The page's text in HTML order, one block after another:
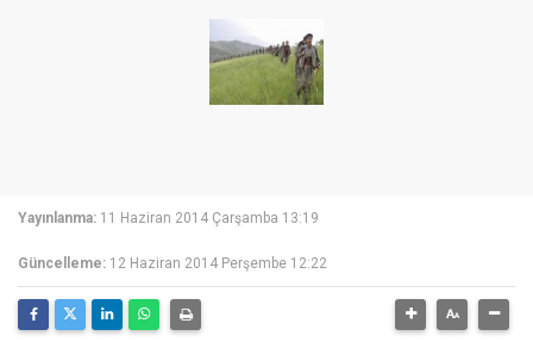
Yayınlanma: 11 Haziran 2014 Çarşamba 13:19
Güncelleme: 12 Haziran 2014 Perşembe 12:22